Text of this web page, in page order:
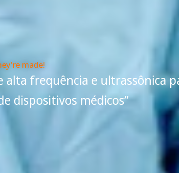
made!
frequência e ultrassônica
dispositivos médicos”